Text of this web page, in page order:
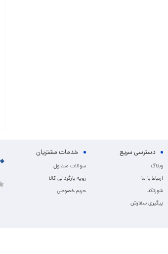
دسترسی سریع
وبلاگ
ارتباط با ما
شورتکد
پیگیری سفارش
خدمات مشتریان
سوالات متداول
رویه بازگردانی کالا
حریم خصوصی